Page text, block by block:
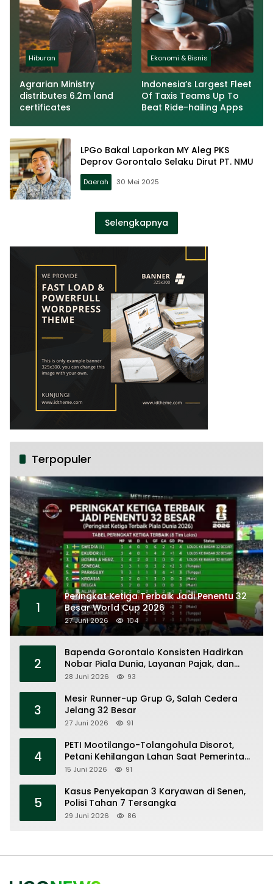
Hiburan
Agrarian Ministry
distributes 6.2m land
certificates
Ekonomi & Bisnis
Indonesia’s Largest Fleet
Of Taxis Teams Up To
Beat Ride-hailing Apps
LPGo Bakal Laporkan MY Aleg PKS
Deprov Gorontalo Selaku Dirut PT. NMU
Daerah 30 Mei 2025
Selengkapnya
Terpopuler
1
Peringkat Ketiga Terbaik Jadi Penentu 32
Besar World Cup 2026
27 Juni 2026 104
2
Bapenda Gorontalo Konsisten Hadirkan
Nobar Piala Dunia, Layanan Pajak, dan
Ruang UMKM
28 Juni 2026 93
3
Mesir Runner-up Grup G, Salah Cedera
Jelang 32 Besar
27 Juni 2026 91
4
PETI Mootilango-Tolangohula Disorot,
Petani Kehilangan Lahan Saat Pemerintah
Fokus Panggung Seremonial
15 Juni 2026 91
5
Kasus Penyekapan 3 Karyawan di Senen,
Polisi Tahan 7 Tersangka
29 Juni 2026 86